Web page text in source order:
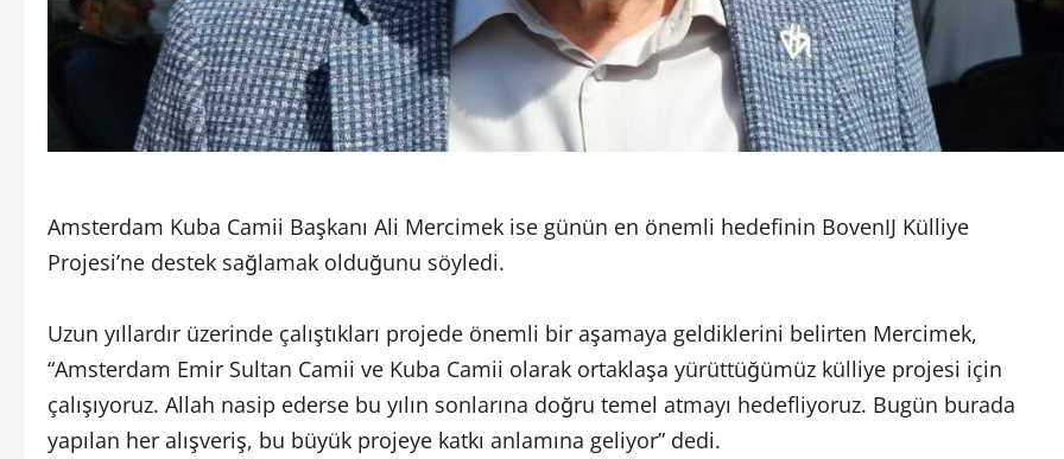
Amsterdam Kuba Camii Başkanı Ali Mercimek ise günün en önemli hedefinin BovenIJ Külliye
Projesi’ne destek sağlamak olduğunu söyledi.
Uzun yıllardır üzerinde çalıştıkları projede önemli bir aşamaya geldiklerini belirten Mercimek,
“Amsterdam Emir Sultan Camii ve Kuba Camii olarak ortaklaşa yürüttüğümüz külliye projesi için
çalışıyoruz. Allah nasip ederse bu yılın sonlarına doğru temel atmayı hedefliyoruz. Bugün burada
yapılan her alışveriş, bu büyük projeye katkı anlamına geliyor” dedi.